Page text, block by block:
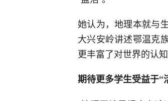
她认为，地理本就与
大兴安岭讲述鄂温克
更丰富了对世界的认知
期待更多学生受益于“